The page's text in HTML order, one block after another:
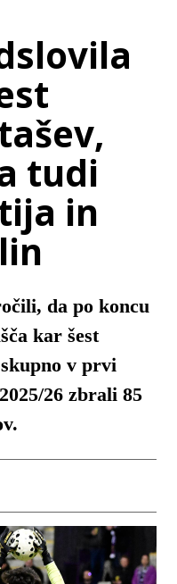
tudi
in
da po koncu
kar šest
v prvi
26 zbrali 85